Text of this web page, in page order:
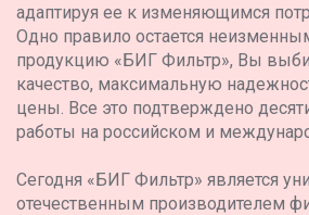
адаптируя ее к изменяющимся
Одно правило остается
продукцию «БИГ Фильтр», Вы
качество, максимальную
цены. Все это подтверждено
работы на российском и
Сегодня «БИГ Фильтр» является
отечественным производителем